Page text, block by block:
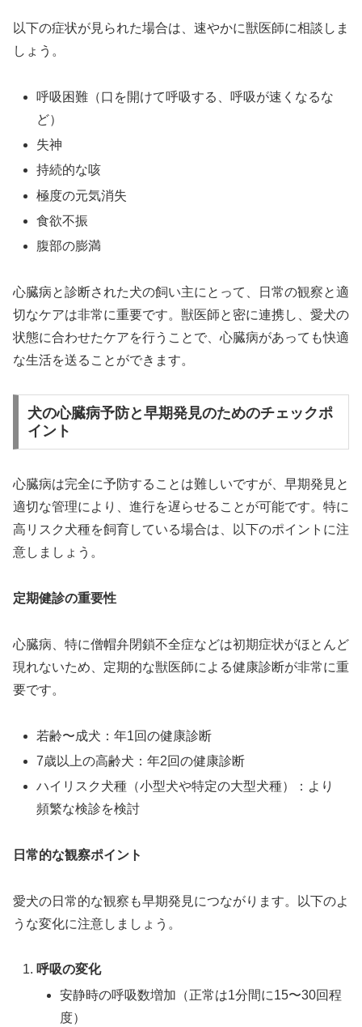
以下の症状が見られた場合は、速やかに獣医師に相談しま
しょう。
呼吸困難（口を開けて呼吸する、呼吸が速くなるな
ど）
失神
持続的な咳
極度の元気消失
食欲不振
腹部の膨満
心臓病と診断された犬の飼い主にとって、日常の観察と適
切なケアは非常に重要です。獣医師と密に連携し、愛犬の
状態に合わせたケアを行うことで、心臓病があっても快適
な生活を送ることができます。
犬の心臓病予防と早期発見のためのチェックポ
イント
心臓病は完全に予防することは難しいですが、早期発見と
適切な管理により、進行を遅らせることが可能です。特に
高リスク犬種を飼育している場合は、以下のポイントに注
意しましょう。
定期健診の重要性
心臓病、特に僧帽弁閉鎖不全症などは初期症状がほとんど
現れないため、定期的な獣医師による健康診断が非常に重
要です。
若齢〜成犬：年1回の健康診断
7歳以上の高齢犬：年2回の健康診断
ハイリスク犬種（小型犬や特定の大型犬種）：より
頻繁な検診を検討
日常的な観察ポイント
愛犬の日常的な観察も早期発見につながります。以下のよ
うな変化に注意しましょう。
呼吸の変化
安静時の呼吸数増加（正常は1分間に15〜30回程
度）